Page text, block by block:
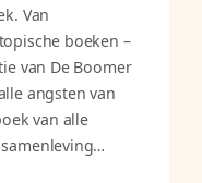
Van
boeken –
van De Boomer
angsten van
van alle